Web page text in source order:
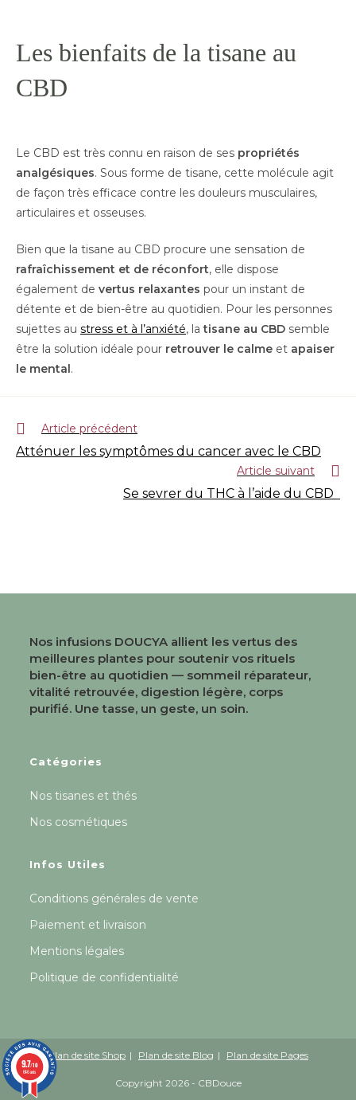
Les bienfaits de la tisane au
CBD
Le CBD est très connu en raison de ses propriétés
analgésiques. Sous forme de tisane, cette molécule agit
de façon très efficace contre les douleurs musculaires,
articulaires et osseuses.
Bien que la tisane au CBD procure une sensation de
rafraîchissement et de réconfort, elle dispose
également de vertus relaxantes pour un instant de
détente et de bien-être au quotidien. Pour les personnes
sujettes au stress et à l’anxiété, latisane au CBD semble
être la solution idéale pour retrouver le calme et apaiser
le mental.
Article précédent
Atténuer les symptômes du cancer avec le CBD
Article suivant
Se sevrer du THC à l’aide du CBD
Nos infusions DOUCYA allient les vertus des
meilleures plantes pour soutenir vos rituels
bien-être au quotidien — sommeil réparateur,
vitalité retrouvée, digestion légère, corps
purifié. Une tasse, un geste, un soin.
Catégories
Nos tisanes et thés
Nos cosmétiques
Infos Utiles
Conditions générales de vente
Paiement et livraison
Mentions légales
Politique de confidentialité
Plan de site Shop Plan de site Blog Plan de site Pages
Copyright 2026 - CBDouce
9.7/10
646 avis